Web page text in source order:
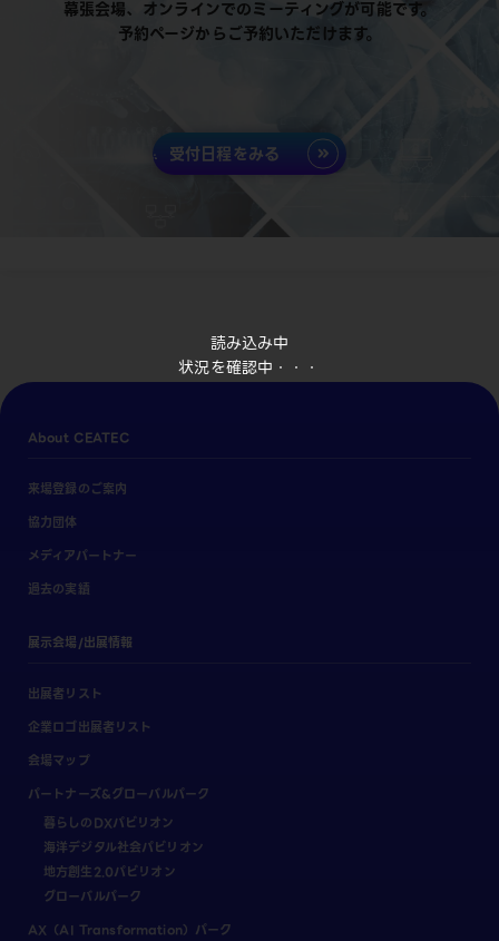
読み込み中
状況を確認中・・・
幕張会場、オンラインでのミーティングが可能です。
予約ページからご予約いただけます。
受付日程をみる
About CEATEC
来場登録のご案内
協力団体
メディアパートナー
過去の実績
展示会場/出展情報
出展者リスト
企業ロゴ出展者リスト
会場マップ
パートナーズ&グローバルパーク
暮らしのDXパビリオン
海洋デジタル社会パビリオン
地方創生2.0パビリオン
グローバルパーク
AX（AI Transformation）パーク